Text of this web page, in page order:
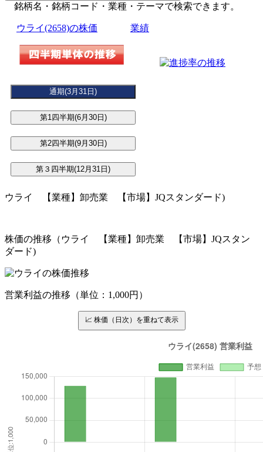
銘柄名・銘柄コード・業種・テーマで検索できます。
ウライ(2658)の株価 業績
ウライ 【業種】卸売業 【市場】JQスタンダード)
株価の推移（ウライ 【業種】卸売業 【市場】JQスタン
ダード)
営業利益の推移（単位：1,000円）
📈 株価（日次）を重ねて表示